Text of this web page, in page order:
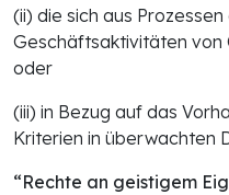
(ii) die sich aus
Geschäftsaktivitäten von
oder
(iii) in Bezug auf das
Kriterien in überwachten
“Rechte an geistigem